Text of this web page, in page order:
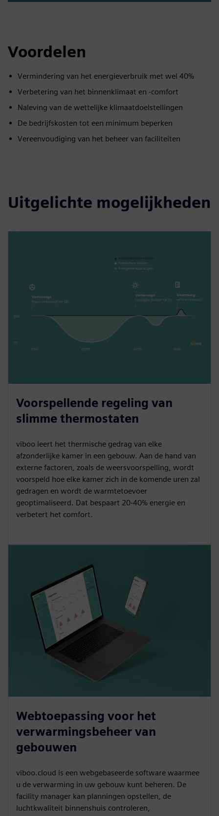
Voordelen
Vermindering van het energieverbruik met wel 40%
Verbetering van het binnenklimaat en -comfort
Naleving van de wettelijke klimaatdoelstellingen
De bedrijfskosten tot een minimum beperken
Vereenvoudiging van het beheer van faciliteiten
Uitgelichte mogelijkheden
Voorspellende regeling van
slimme thermostaten
viboo leert het thermische gedrag van elke
afzonderlijke kamer in een gebouw. Aan de hand van
externe factoren, zoals de weersvoorspelling, wordt
voorspeld hoe elke kamer zich in de komende uren zal
gedragen en wordt de warmtetoevoer
geoptimaliseerd. Dat bespaart 20-40% energie en
verbetert het comfort.
Webtoepassing voor het
verwarmingsbeheer van
gebouwen
viboo.cloud is een webgebaseerde software waarmee
u de verwarming in uw gebouw kunt beheren. De
facility manager kan planningen opstellen, de
luchtkwaliteit binnenshuis controleren,